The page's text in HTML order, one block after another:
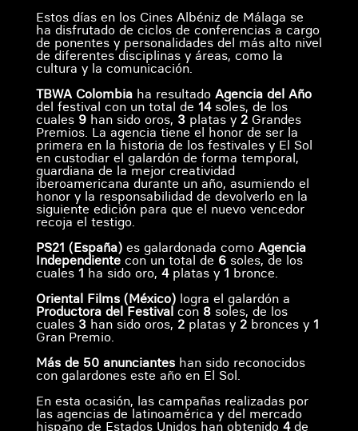
Estos días en los Cines Albéniz de Málaga se
ha disfrutado de ciclos de conferencias a cargo
de ponentes y personalidades del más alto nivel
de diferentes disciplinas y áreas, como la
cultura y la comunicación.
TBWA Colombiaha resultado Agencia del Año
del festival con un total de 14soles, de los
cuales 9han sido oros, 3platas y 2Grandes
Premios. La agencia tiene el honor de ser la
primera en la historia de los festivales y El Sol
en custodiar el galardón de forma temporal,
guardiana de la mejor creatividad
iberoamericana durante un año, asumiendo el
honor y la responsabilidad de devolverlo en la
siguiente edición para que el nuevo vencedor
recoja el testigo.
PS21 (España) es galardonada como Agencia
Independientecon un total de 6soles, de los
cuales 1 ha sido oro, 4platas y 1 bronce.
Oriental Films (México)logra el galardón a
Productora del Festival con 8soles, de los
cuales 3han sido oros, 2platas y 2bronces y 1
Gran Premio.
Más de 50 anuncianteshan sido reconocidos
con galardones este año en El Sol.
En esta ocasión, las campañas realizadas por
las agencias de latinoamérica y del mercado
hispano de Estados Unidos han obtenido 4de